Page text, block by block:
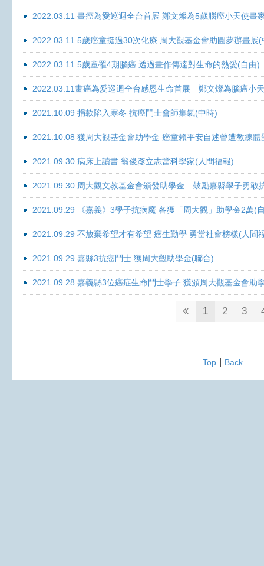
2022.03.11 畫癌為愛巡迴全台首展 鄭文燦為5歲腦癌小天使畫
2022.03.11 5歲癌童挺過30次化療 周大觀基金會助圓夢辦畫展
2022.03.11 5歲童罹4期腦癌 透過畫作傳達對生命的熱愛(自由)
2022.03.11畫癌為愛巡迴全台感恩生命首展 鄭文燦為腦癌小
2021.10.09 捐款陷入寒冬 抗癌鬥士會師集氣(中時)
2021.10.08 獲周大觀基金會助學金 癌童賴平安自述曾遭教練體
2021.09.30 病床上讀書 翁俊彥立志當科學家(人間福報)
2021.09.30 周大觀文教基金會頒發助學金 鼓勵嘉縣學子勇敢
2021.09.29 《嘉義》3學子抗病魔 各獲「周大觀」助學金2萬(
2021.09.29 不放棄希望才有希望 癌生勤學 勇當社會榜樣(人間
2021.09.29 嘉縣3抗癌鬥士 獲周大觀助學金(聯合)
2021.09.28 嘉義縣3位癌症生命鬥士學子 獲頒周大觀基金會助
1 2 3
Top| Back